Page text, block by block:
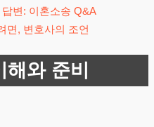
변: 이혼소송 Q&A
면, 변호사의 조언
와 준비